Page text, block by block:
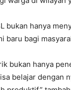
bukan hanya
baru bagi
bukan hanya
belajar dengan